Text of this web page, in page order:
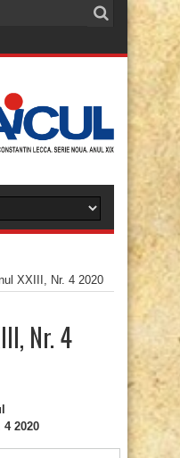
XXIII, Nr. 4 2020
Nr. 4
2020